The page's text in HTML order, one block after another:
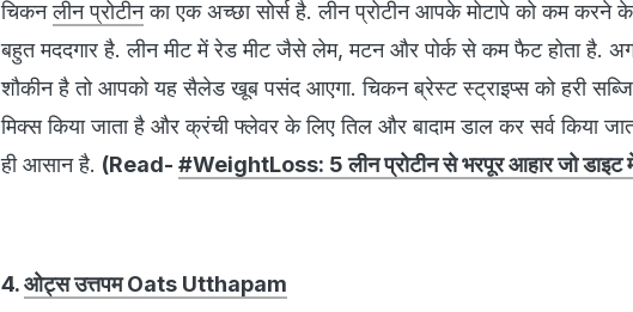
चिकनलीन प्रोटीनका एक अच्छा सोर्स है. लीन प्रोटीन आपके मोटापे को कम करने
बहुत मददगार है. लीन मीट में रेड मीट जैसे लेम, मटन और पोर्क से कम फैट होता है.
शौकीन है तो आपको यह सैलेड खूब पसंद आएगा. चिकन ब्रेस्ट स्ट्राइप्स को हरी
मिक्स किया जाता है और क्रंची फ्लेवर के लिए तिल और बादाम डाल कर सर्व किया
ही आसान है. (Read- #WeightLoss: 5 लीन प्रोटीन से भरपूर आहार जो डाइट
4.ओट्स उत्तपम Oats Utthapam